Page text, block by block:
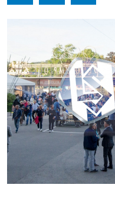
KIDS
RESTAURATION
CLUB
CONTACT
ACTUALITÉS